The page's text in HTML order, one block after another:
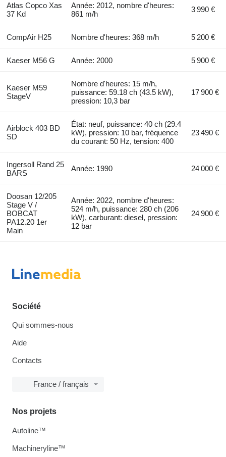
Atlas Copco Xas
37 Kd
Année: 2012, nombre d'heures:
861 m/h
3 990 €
CompAir H25 Nombre d'heures: 368 m/h 5 200 €
Kaeser M56 G Année: 2000 5 900 €
Kaeser M59
StageV
Nombre d'heures: 15 m/h,
puissance: 59.18 ch (43.5 kW),
pression: 10,3 bar
17 900 €
Airblock 403 BD
SD
État: neuf, puissance: 40 ch (29.4
kW), pression: 10 bar, fréquence
du courant: 50 Hz, tension: 400
23 490 €
Ingersoll Rand 25
BARS
Année: 1990 24 000 €
Doosan 12/205
Stage V /
BOBCAT
PA12.20 1er
Main
Année: 2022, nombre d'heures:
524 m/h, puissance: 280 ch (206
kW), carburant: diesel, pression:
12 bar
24 900 €
Société
Qui sommes-nous
Aide
Contacts
France / français
Nos projets
Autoline™
Machineryline™